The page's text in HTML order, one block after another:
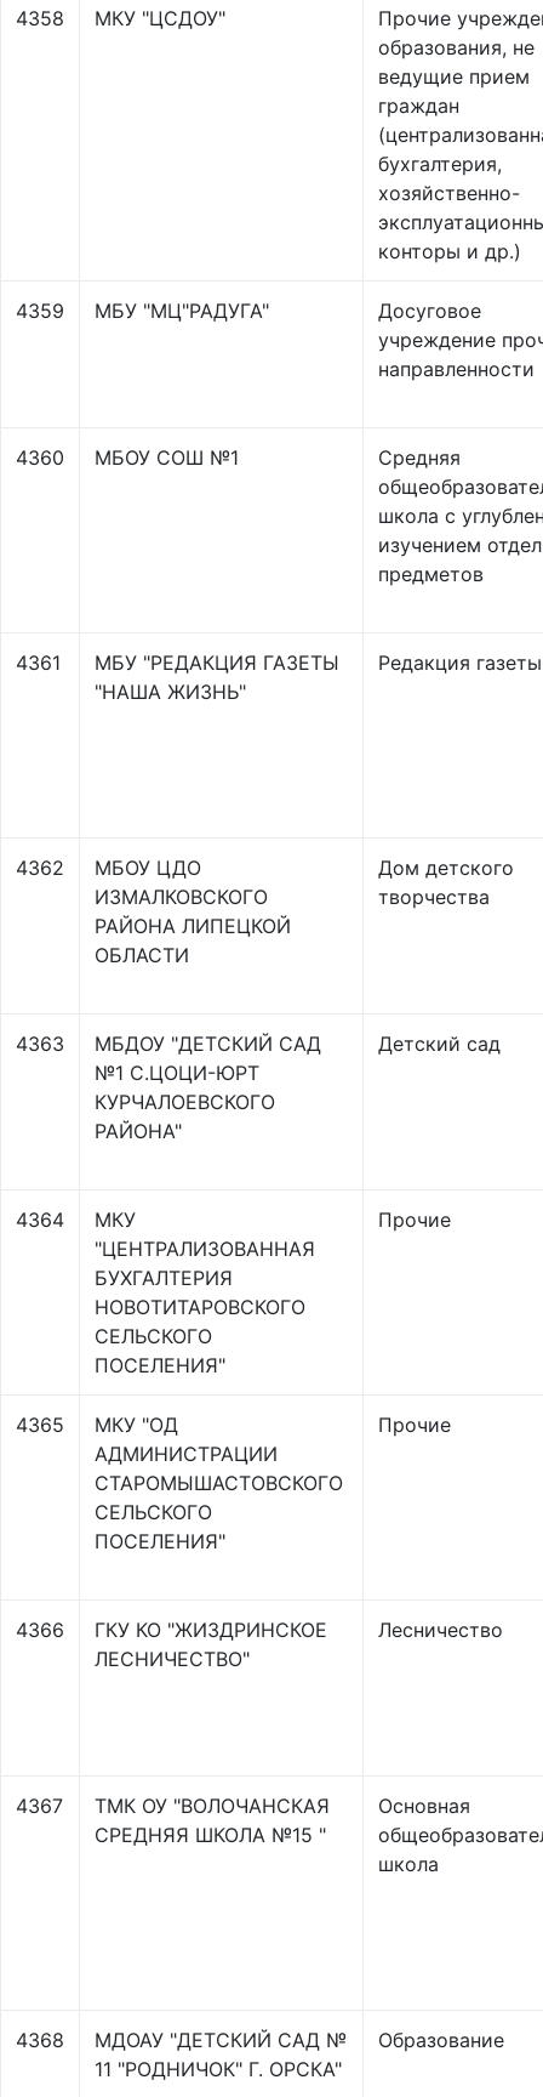
4358 МКУ "ЦСДОУ"
Прочие
образования, не
ведущие прием
граждан
бухгалтерия,
хозяйственно-
конторы и др.)
4359 МБУ "МЦ"РАДУГА"
Досуговое
учреждение
направленности
4360 МБОУ СОШ №1
Средняя
школа с
изучением
предметов
4361
МБУ "РЕДАКЦИЯ ГАЗЕТЫ
"НАША ЖИЗНЬ"
Редакция газеты
4362
МБОУ ЦДО
ИЗМАЛКОВСКОГО
РАЙОНА ЛИПЕЦКОЙ
ОБЛАСТИ
Дом детского
творчества
4363
МБДОУ "ДЕТСКИЙ САД
№1 С.ЦОЦИ-ЮРТ
КУРЧАЛОЕВСКОГО
РАЙОНА"
Детский сад
4364
МКУ
"ЦЕНТРАЛИЗОВАННАЯ
БУХГАЛТЕРИЯ
НОВОТИТАРОВСКОГО
СЕЛЬСКОГО
ПОСЕЛЕНИЯ"
Прочие
4365
МКУ "ОД
АДМИНИСТРАЦИИ
СТАРОМЫШАСТОВСКОГО
СЕЛЬСКОГО
ПОСЕЛЕНИЯ"
Прочие
4366
ГКУ КО "ЖИЗДРИНСКОЕ
ЛЕСНИЧЕСТВО"
Лесничество
4367
ТМК ОУ "ВОЛОЧАНСКАЯ
СРЕДНЯЯ ШКОЛА №15 "
Основная
школа
4368
МДОАУ "ДЕТСКИЙ САД №
11 "РОДНИЧОК" Г. ОРСКА"
Образование